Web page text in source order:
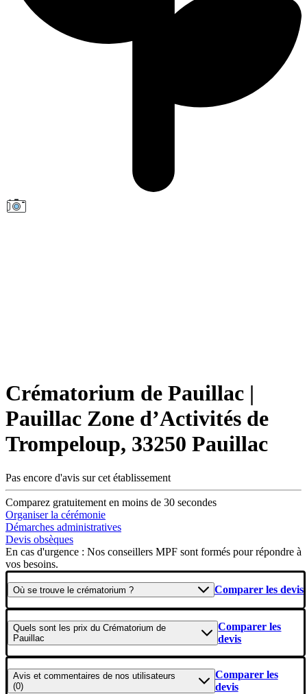
Crématorium de Pauillac |
Pauillac Zone d’Activités de
Trompeloup, 33250 Pauillac
Pas encore d'avis sur cet établissement
Comparez gratuitement en moins de 30 secondes
Organiser la cérémonie
Démarches administratives
Devis obsèques
En cas d'urgence : Nos conseillers MPF sont formés pour répondre à
vos besoins.
Où se trouve le crématorium ? Comparer les devis
Quels sont les prix du Crématorium de
Pauillac
Comparer les
devis
Avis et commentaires de nos utilisateurs
(0)
Comparer les
devis